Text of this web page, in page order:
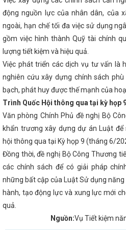
kết công nghiệp
Bộ đội Biên
Tình hình sản xuất công
Ủy ban hợp tác kinh tế, thương mại
nối cung - cầu giữa Thành phố Hồ
cường hợp tác với Thành phố
Ứng xử với tin giả trên môi
Tĩnh đến người tiêu dùng
tác giữa TP Hồ Chí Minh với các
ước đạt 8,78%, xếp thứ nhất Bắc
nông thôn, phổ biến văn bản
2021-2026 thông qua 369 nghị
Đại hội XIV của Đảng
Kế
10/2024 của Chính phủ; Kế hoạch
Chỉ thị số 31-CT/TW ngày 19/3/2024
cường sự
An toàn khi mua bán
tiền mặt
Kỳ họp thứ 34,
Không để lọt vào Trung ương người
tâm tạo đột phá, đưa Hà Tĩnh phát
hoàn thiện cơ sở hạ tầng tại các
vướng mắc, đẩy mạnh thực hiện
Gòn về duy trì tuyến hàng
NĂM 2025 TẠI CHI NHÁNH CÔNG
Chỉ thị về việc tiếp tục tăng
và các hóa chất nguy hiểm khác
động nguồn lực của nhân dân, của
ngoài, hạn chế tối đa việc sử dụng
gồm việc hình thành Quỹ tài chính
lượng tiết kiệm và hiệu quả.
Việc phát triển các dịch vụ tư vấn là
nghiên cứu xây dựng chính sách
bạch, phát huy được thế mạnh của
Trình Quốc Hội thông qua tại kỳ họp
Văn phòng Chính Phủ đề nghị Bộ
khẩn trương xây dựng dự án Luật
hội thông qua tại Kỳ họp 9 (tháng 6/
Đồng thời, đề nghị Bộ Công Thương
các chính sách để có giải pháp
những bất cập của Luật Sử dụng
hành, tạo động lực và xung lực mới
quả.
Nguồn:Vụ Tiết kiệm